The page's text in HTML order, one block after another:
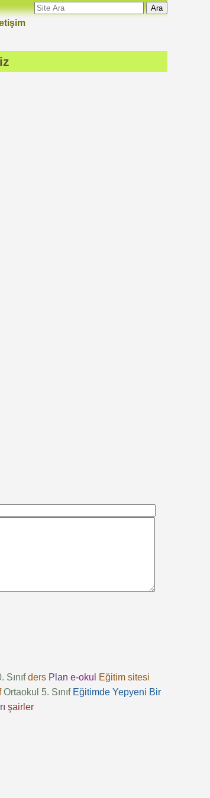
Ara
Sınıf ders Plan e-okul
Eğitim sitesi
Ortaokul 5. Sınıf Eğitimde Yepyeni Bir
şairler